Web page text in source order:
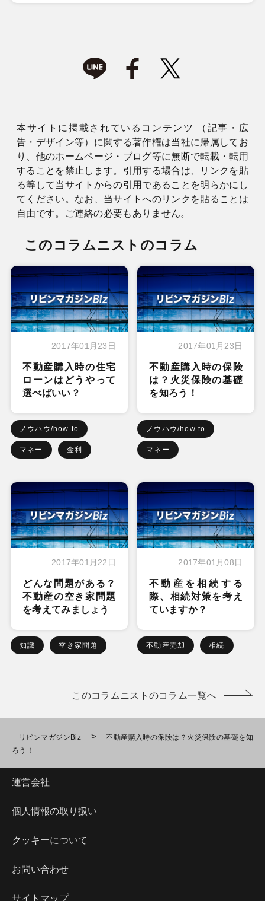
本サイトに掲載されているコンテンツ （記事・広
告・デザイン等）に関する著作権は当社に帰属してお
り、他のホームページ・ブログ等に無断で転載・転用
することを禁止します。引用する場合は、リンクを貼
る等して当サイトからの引用であることを明らかにし
てください。なお、当サイトへのリンクを貼ることは
自由です。ご連絡の必要もありません。
このコラムニストのコラム
2017年01月23日
不動産購入時の住宅
ローンはどうやって
選べばいい？
ノウハウ/how to
マネー 金利
2017年01月23日
不動産購入時の保険
は？火災保険の基礎
を知ろう！
ノウハウ/how to
マネー
2017年01月22日
どんな問題がある？
不動産の空き家問題
を考えてみましょう
知識 空き家問題
2017年01月08日
不動産を相続する
際、相続対策を考え
ていますか？
不動産売却 相続
このコラムニストのコラム一覧へ
リビンマガジンBiz >
不動産購入時の保険は？火災保険の基礎を知
ろう！
運営会社
個人情報の取り扱い
クッキーについて
お問い合わせ
サイトマップ